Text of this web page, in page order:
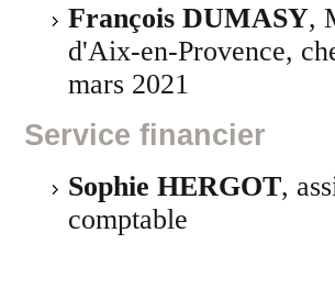
François DUMASY,
d'Aix-en-Provence,
mars 2021
Service financier
Sophie HERGOT,
comptable